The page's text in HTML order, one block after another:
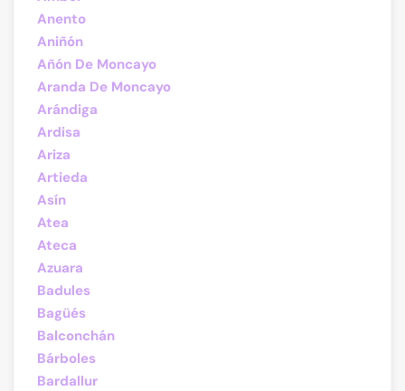
Anento
Aniñón
Añón De Moncayo
Aranda De Moncayo
Arándiga
Ardisa
Ariza
Artieda
Asín
Atea
Ateca
Azuara
Badules
Bagüés
Balconchán
Bárboles
Bardallur